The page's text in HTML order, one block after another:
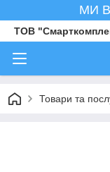
МИ
ТОВ
Товари та